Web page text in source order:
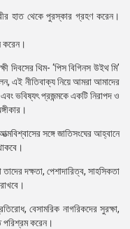
হাত থেকে পুরস্কার গ্রহণ করেন।
করেন।
দিবসের থিম- ‘পিস বিগিনস উইথ মি’
এই নীতিবাক্য নিয়ে আমরা আমাদের
ভবিষ্যৎ প্রজন্মকে একটি নিরাপদ ও
সঙ্গে জাতিসংঘের আহ্বানে
দক্ষতা, পেশাদারিত্ব, সাহসিকতা
বেসামরিক নাগরিকদের সুরক্ষা,
পরিশ্রম করেন।